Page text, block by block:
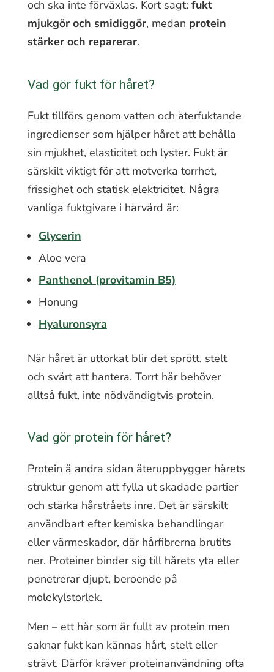
och ska inte förväxlas. Kort sagt: fukt
mjukgör och smidiggör, medan protein
stärker och reparerar.
Vad gör fukt för håret?
Fukt tillförs genom vatten och återfuktande
ingredienser som hjälper håret att behålla
sin mjukhet, elasticitet och lyster. Fukt är
särskilt viktigt för att motverka torrhet,
frissighet och statisk elektricitet. Några
vanliga fuktgivare i hårvård är:
Glycerin
Aloe vera
Panthenol (provitamin B5)
Honung
Hyaluronsyra
När håret är uttorkat blir det sprött, stelt
och svårt att hantera. Torrt hår behöver
alltså fukt, inte nödvändigtvis protein.
Vad gör protein för håret?
Protein å andra sidan återuppbygger hårets
struktur genom att fylla ut skadade partier
och stärka hårstråets inre. Det är särskilt
användbart efter kemiska behandlingar
eller värmeskador, där hårfibrerna brutits
ner. Proteiner binder sig till hårets yta eller
penetrerar djupt, beroende på
molekylstorlek.
Men – ett hår som är fullt av protein men
saknar fukt kan kännas hårt, stelt eller
strävt. Därför kräver proteinanvändning ofta